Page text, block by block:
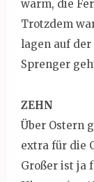
warm, die
Trotzdem
lagen auf
Sprenger
ZEHN
Über Ostern
extra für die
Großer ist ja